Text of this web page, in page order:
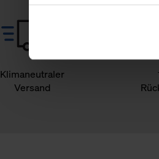
Klicken Sie auf "Alle
verwenden dürfen. Über
Klimaneutraler
Versand